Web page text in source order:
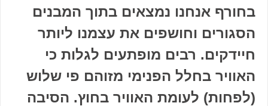
בחורף אנחנו נמצאים בתוך המבנים
הסגורים וחושפים את עצמנו ליותר
חיידקים. רבים מופתעים לגלות כי
האוויר בחלל הפנימי מזוהם פי שלוש
(לפחות) לעומת האוויר בחוץ. הסיבה